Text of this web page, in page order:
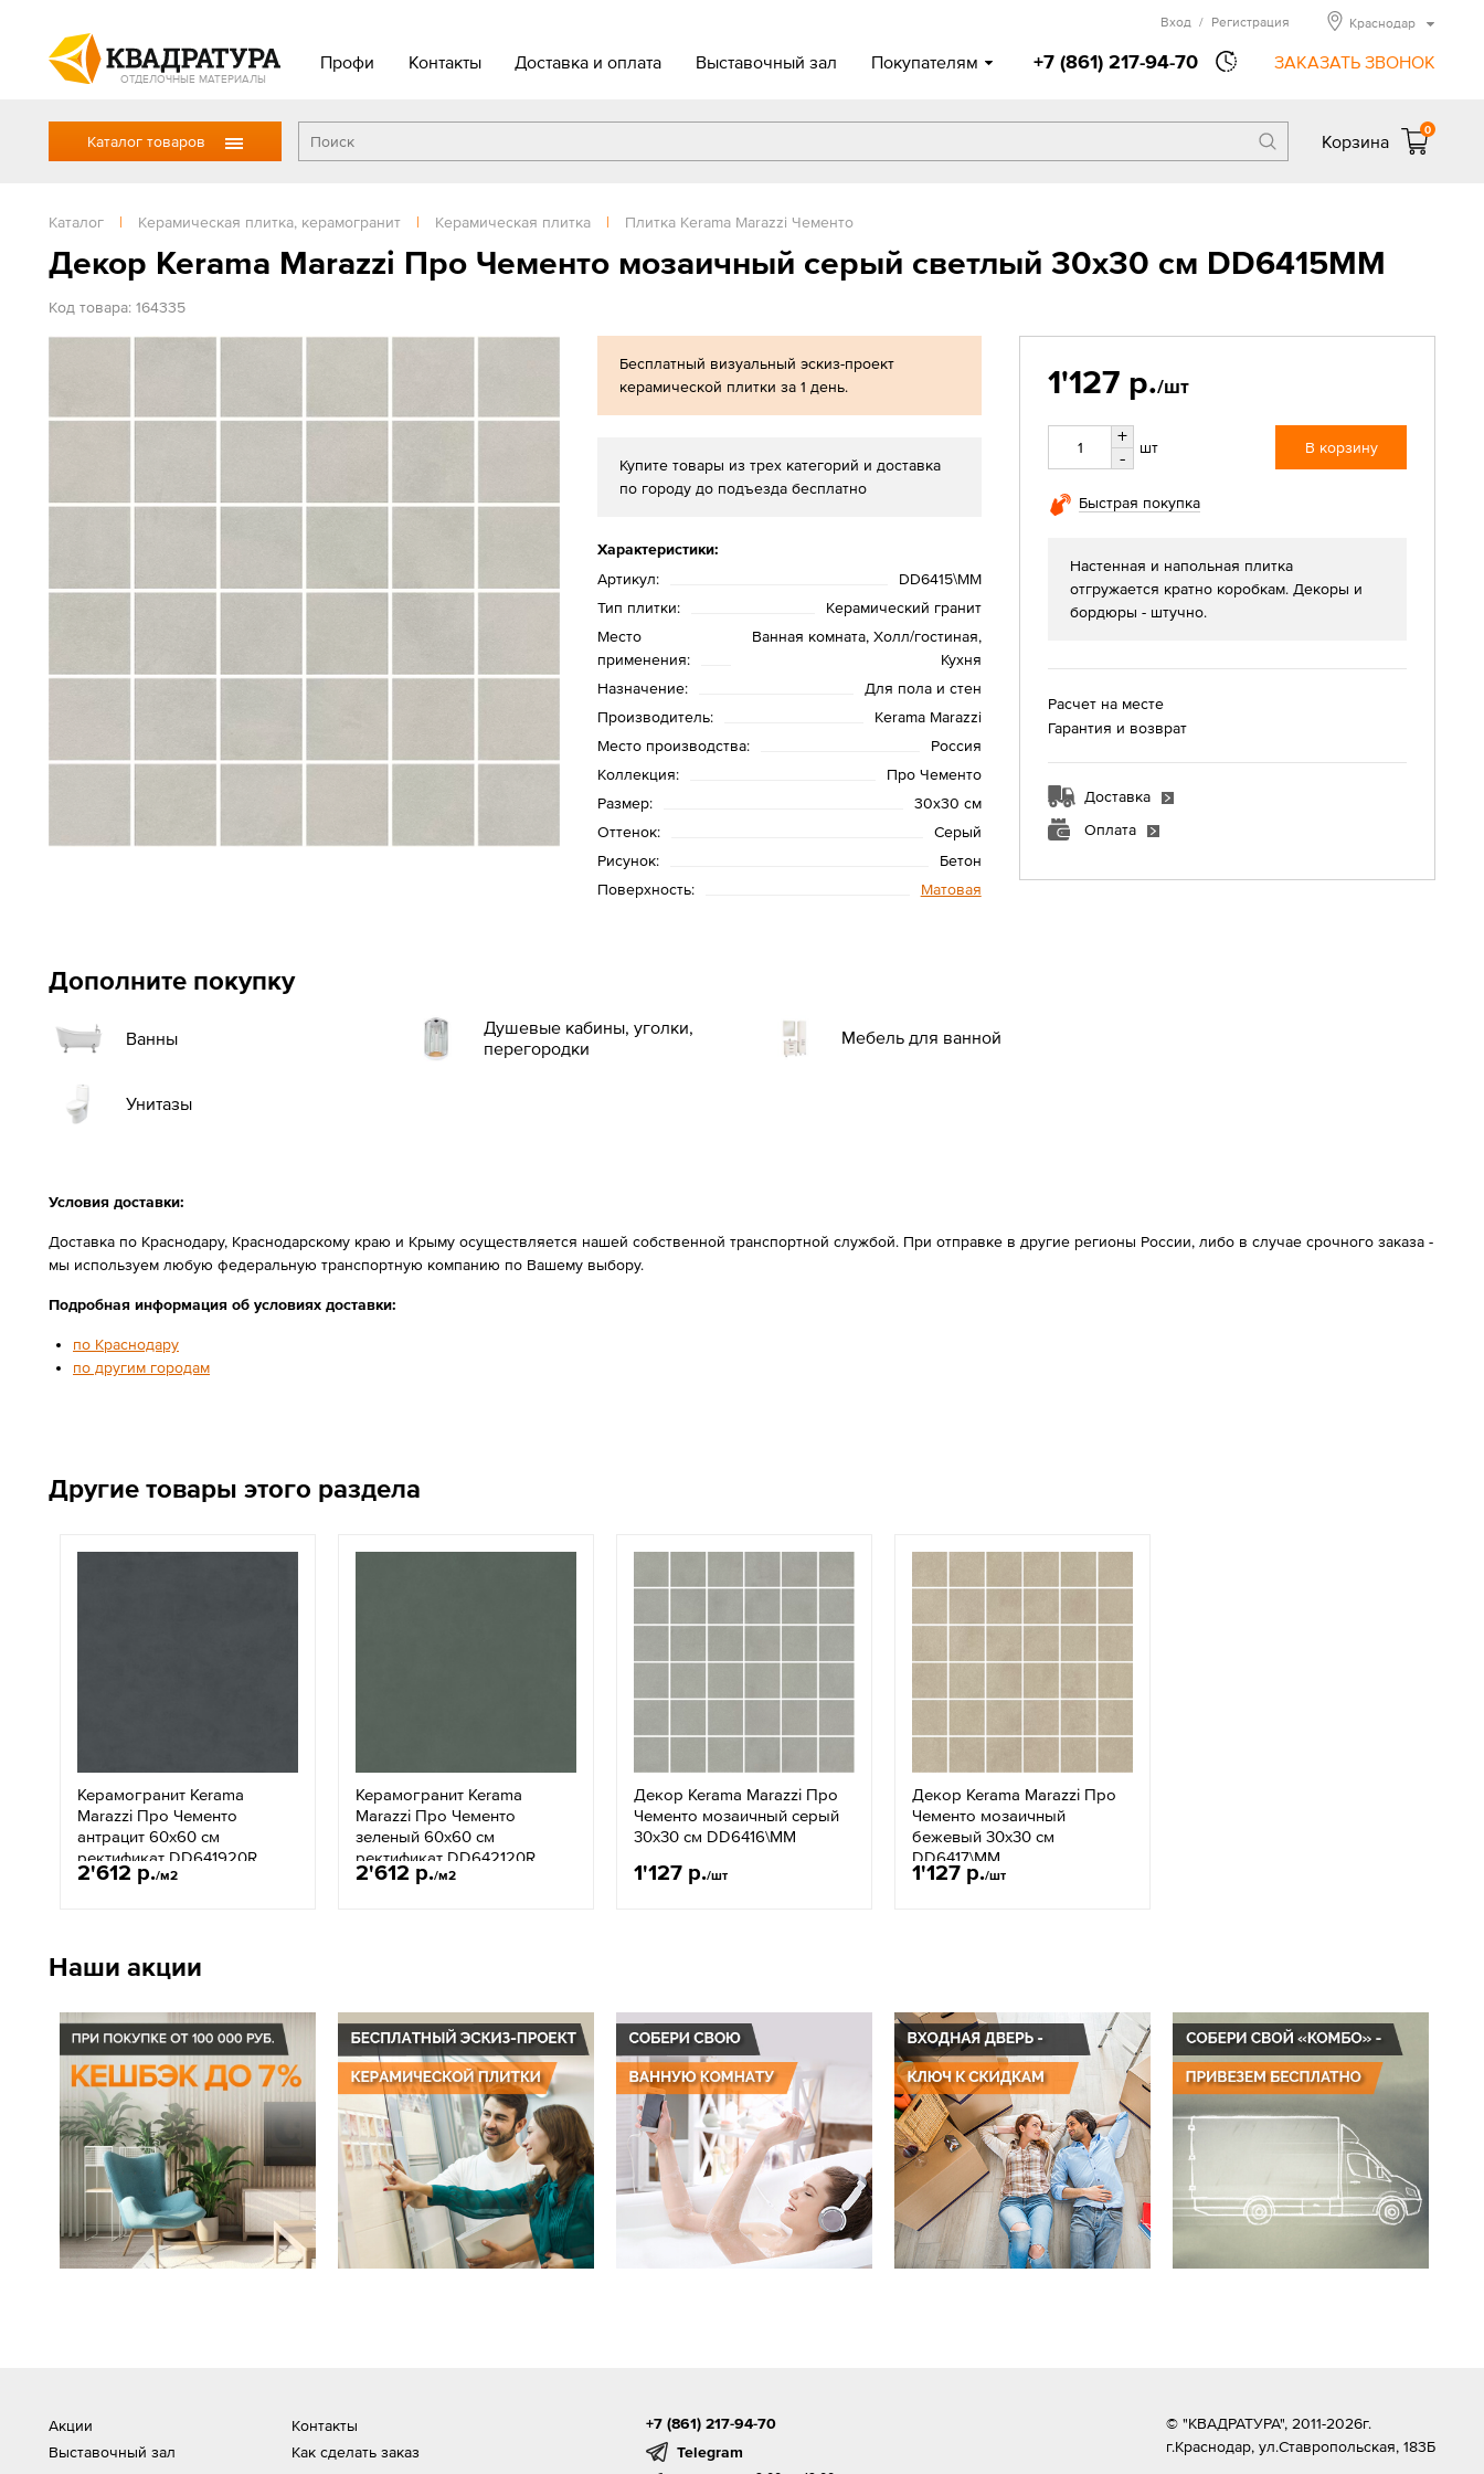
ОТДЕЛОЧНЫЕ МАТЕРИАЛЫ
Профи Контакты Доставка и оплата Выставочный зал Покупателям +7 (861) 217-94-70 ЗАКАЗАТЬ ЗВОНОК
Вход / Регистрация Краснодар
Каталог товаров Корзина
0
Каталог | Керамическая плитка, керамогранит | Керамическая плитка | Плитка Kerama Marazzi Чементо
Декор Kerama Marazzi Про Чементо мозаичный серый светлый 30x30 см DD6415MM
Код товара: 164335
Бесплатный визуальный эскиз-проект
керамической плитки за 1 день.
Купите товары из трех категорий и доставка
по городу до подъезда бесплатно
Характеристики:
Артикул:
DD6415\MM
Тип плитки:
Керамический гранит
Место
применения:
Ванная комната, Холл/гостиная,
Кухня
Назначение:
Для пола и стен
Производитель:
Kerama Marazzi
Место производства:
Россия
Коллекция:
Про Чементо
Размер:
30x30 см
Оттенок:
Серый
Рисунок:
Бетон
Поверхность:
Матовая
1'127 р./шт
+
-
шт В корзину
Быстрая покупка
Настенная и напольная плитка
отгружается кратно коробкам. Декоры и
бордюры - штучно.
Расчет на месте
Гарантия и возврат
Доставка
Оплата
Дополните покупку
Ванны
Душевые кабины, уголки,
перегородки
Мебель для ванной
Унитазы
Условия доставки:
Доставка по Краснодару, Краснодарскому краю и Крыму осуществляется нашей собственной транспортной службой. При отправке в другие регионы России, либо в случае срочного заказа -
мы используем любую федеральную транспортную компанию по Вашему выбору.
Подробная информация об условиях доставки:
по Краснодару
по другим городам
Другие товары этого раздела
Керамогранит Kerama
Marazzi Про Чементо
антрацит 60х60 см
ректификат DD641920R
2'612 р./м2
Керамогранит Kerama
Marazzi Про Чементо
зеленый 60х60 см
ректификат DD642120R
2'612 р./м2
Декор Kerama Marazzi Про
Чементо мозаичный серый
30x30 см DD6416\MM
1'127 р./шт
Декор Kerama Marazzi Про
Чементо мозаичный
бежевый 30x30 см
DD6417\MM
1'127 р./шт
Наши акции
Акции
Выставочный зал
Контакты
Как сделать заказ
+7 (861) 217-94-70
Telegram
© "КВАДРАТУРА", 2011-2026г.
г.Краснодар, ул.Ставропольская, 183Б